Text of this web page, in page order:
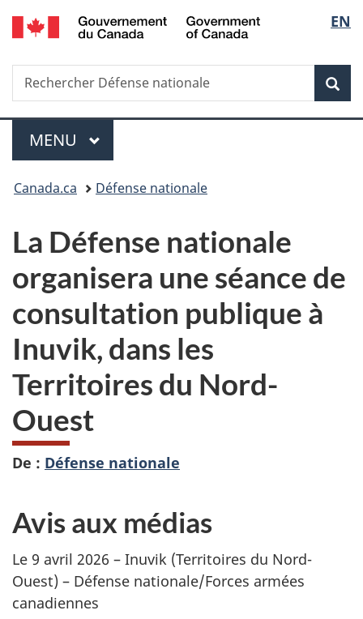
Passer
au
principal
Passer
à
Au
du
Passer
à
version
simplifiée
de
la
EN
Recherche
Rechercher
Défense
Menu
MENU PRINCIPAL
Vous
ici :
Canada.ca Défense nationale
La Défense nationale
organisera une séance de
consultation publique à
Inuvik, dans les
Territoires du Nord-
Ouest
De : Défense nationale
Avis aux médias
Le 9 avril 2026 – Inuvik (Territoires du Nord-
Ouest) – Défense nationale/Forces armées
canadiennes